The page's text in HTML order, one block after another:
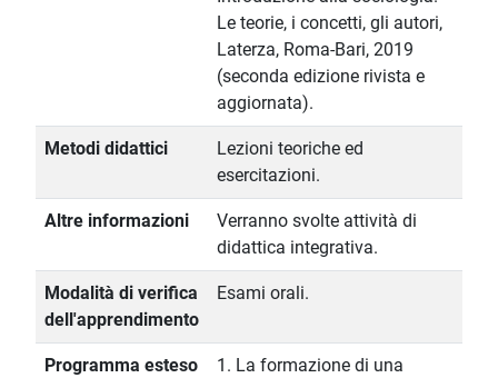
Le teorie, i concetti, gli autori,
Laterza, Roma-Bari, 2019
(seconda edizione rivista e
aggiornata).
Metodi didattici
Lezioni teoriche ed
esercitazioni.
Altre informazioni
Verranno svolte attività di
didattica integrativa.
Modalità di verifica
dell'apprendimento
Esami orali.
Programma esteso
1. La formazione di una